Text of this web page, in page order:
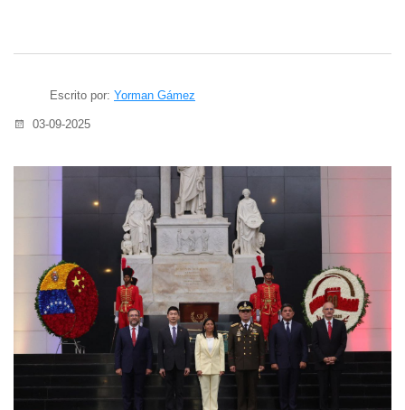
Escrito por: Yorman Gámez
03-09-2025